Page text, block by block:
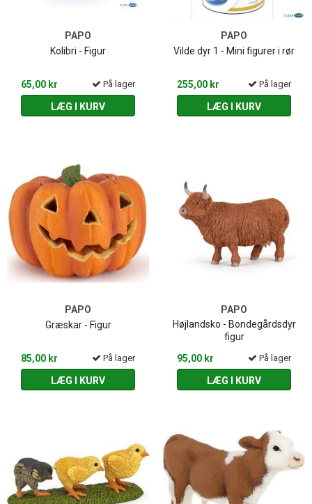
PAPO
Kolibri - Figur
65,00 kr På lager
LÆG I KURV
PAPO
Vilde dyr 1 - Mini figurer i rør
255,00 kr På lager
LÆG I KURV
PAPO
Græskar - Figur
85,00 kr På lager
LÆG I KURV
PAPO
Højlandsko - Bondegårdsdyr
figur
95,00 kr
På lager
LÆG I KURV